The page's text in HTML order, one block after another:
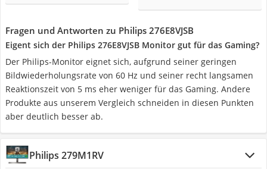
Fragen und Antworten zu Philips 276E8VJSB
Eigent sich der Philips 276E8VJSB Monitor gut für das Gaming?
Der Philips-Monitor eignet sich, aufgrund seiner geringen
Bildwiederholungsrate von 60 Hz und seiner recht langsamen
Reaktionszeit von 5 ms eher weniger für das Gaming. Andere
Produkte aus unserem Vergleich schneiden in diesen Punkten
aber deutlich besser ab.
Philips 279M1RV